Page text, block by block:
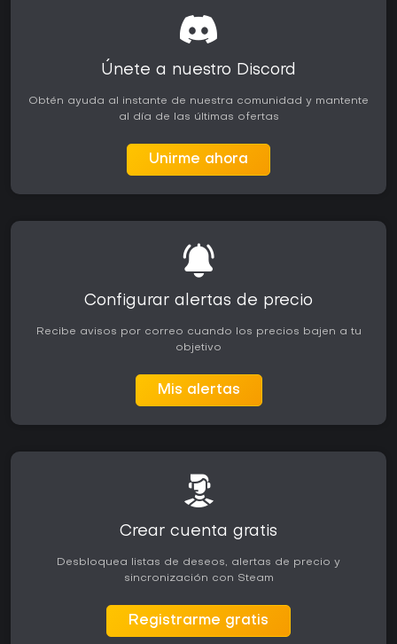
Únete a nuestro Discord
Obtén ayuda al instante de nuestra comunidad y mantente
al día de las últimas ofertas
Unirme ahora
Configurar alertas de precio
Recibe avisos por correo cuando los precios bajen a tu
objetivo
Mis alertas
Crear cuenta gratis
Desbloquea listas de deseos, alertas de precio y
sincronización con Steam
Registrarme gratis